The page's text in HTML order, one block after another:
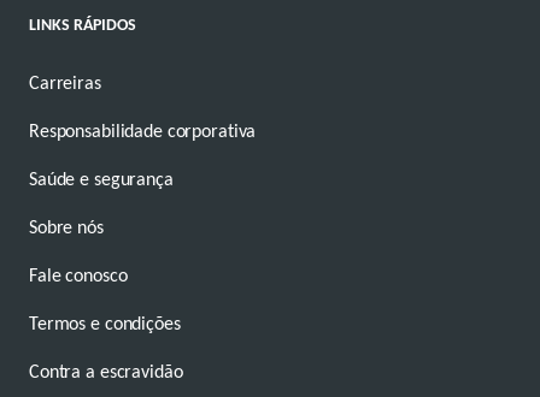
LINKS RÁPIDOS
Carreiras
Responsabilidade corporativa
Saúde e segurança
Sobre nós
Fale conosco
Termos e condições
Contra a escravidão